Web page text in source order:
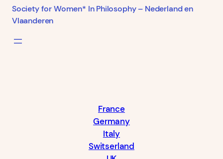
Society for Women* In Philosophy – Nederland en
Vlaanderen
France
Germany
Italy
Switserland